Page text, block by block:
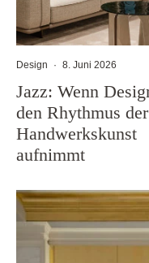
Design · 8. Juni 2026
Jazz: Wenn
den Rhythmus der
Handwerkskunst
aufnimmt